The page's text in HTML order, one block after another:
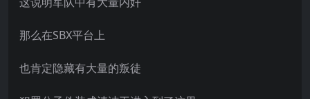
那么在SBX平台上
也肯定隐藏有大量的叛徒